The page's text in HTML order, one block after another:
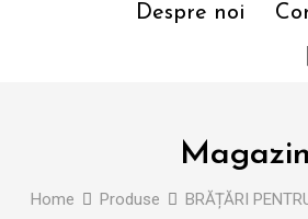
Despre noi
Magazin
Home Produse BRĂȚĂRI